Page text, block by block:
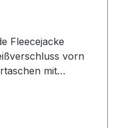
Fleecejacke
vorn
mit